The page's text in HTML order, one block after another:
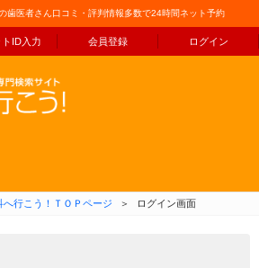
歯医者さん口コミ・評判情報多数で24時間ネット予約
ID入力 会員登録 ログイン
コンテンツへ移動
行こう！ＴＯＰページ ＞ ログイン画面